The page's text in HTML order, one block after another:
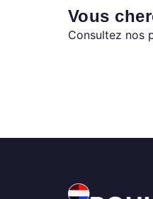
Vous
Consultez nos